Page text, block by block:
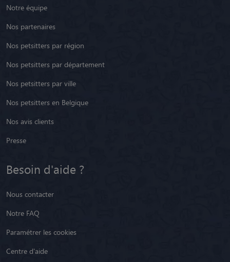
Notre équipe
Nos partenaires
Nos petsitters par région
Nos petsitters par département
Nos petsitters par ville
Nos petsitters en Belgique
Nos avis clients
Presse
Besoin d'aide ?
Nous contacter
Notre FAQ
Paramétrer les cookies
Centre d'aide